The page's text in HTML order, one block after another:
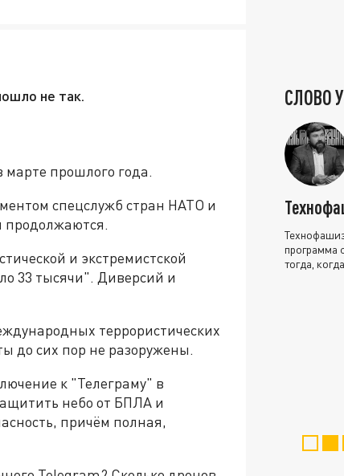
не так.
прошлого года.
спецслужб стран НАТО и
продолжаются.
и экстремистской
33 тысячи". Диверсий и
террористических
до сих пор не разоружены.
к "Телеграму" в
небо от БПЛА и
причём полная,
СЛОВО
программа
тогда,